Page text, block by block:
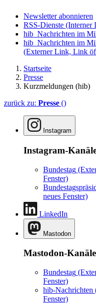
Newsletter abonnieren
RSS-Dienste (Interner
hib_Nachrichten im
hib_Nachrichten im
(Externer Link, Link
Startseite
Presse
Kurzmeldungen (hib)
zurück zu: Presse ()
Instagram
Instagram-
Bundestag
Fenster)
neues Fenster)
LinkedIn
Mastodon
Mastodon-Kanäle
Bundestag
Fenster)
hib-Nachrichten
Fenster)